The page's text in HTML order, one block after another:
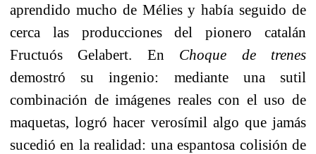
aprendido mucho de Mélies y había seguido de
cerca las producciones del pionero catalán
Fructuós Gelabert. En Choque de trenes
demostró su ingenio: mediante una sutil
combinación de imágenes reales con el uso de
maquetas, logró hacer verosímil algo que jamás
sucedió en la realidad: una espantosa colisión de